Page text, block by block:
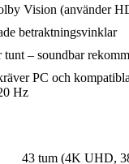
Vision (använder
betraktningsvinklar
tunt – soundbar
PC och
Hz
43 tum (4K UHD,